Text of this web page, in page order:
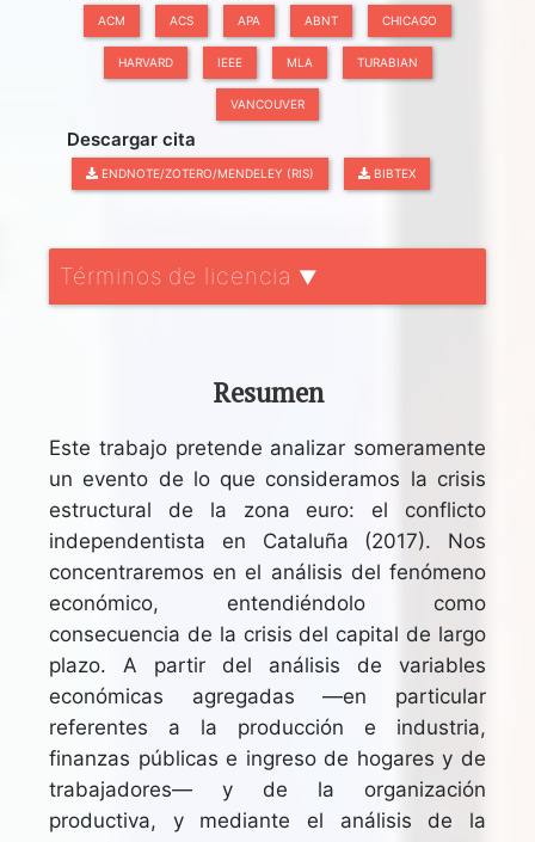
ACM ACS APA ABNT CHICAGO
HARVARD IEEE MLA TURABIAN
VANCOUVER
Descargar cita
ENDNOTE/ZOTERO/MENDELEY (RIS) BIBTEX
Términos de licencia ▼
Resumen
Este trabajo pretende analizar someramente
un evento de lo que consideramos la crisis
estructural de la zona euro: el conflicto
independentista en Cataluña (2017). Nos
concentraremos en el análisis del fenómeno
económico, entendiéndolo como
consecuencia de la crisis del capital de largo
plazo. A partir del análisis de variables
económicas agregadas —en particular
referentes a la producción e industria,
finanzas públicas e ingreso de hogares y de
trabajadores— y de la organización
productiva, y mediante el análisis de la